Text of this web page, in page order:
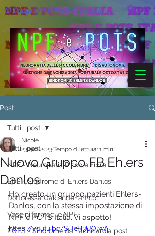
© Copyright NPFePOTS Italia
Post
Tutti i post
NPF - Neuropatia Piccole Fibre
EDS - Sindrome di Ehlers Danlos
Dottoressa Oaklander articoli
Vaccini,farmaci e NPF
POTS - Sindrome da Tachicardia post
Tutti i post
Nuovo Gruppo FB Ehlers
Danlos
Nicole
23 gen 2023Tempo di lettura: 1 min
Ho creato un gruppo pazienti Ehlers-
Danlos, con la stessa impostazione di
NPF e POTS Italia. Vi aspetto!
https://youtu.be/SlTcH3UOlwA